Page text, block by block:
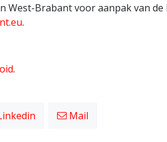
Brabant voor aanpak van de
.
.
Mail